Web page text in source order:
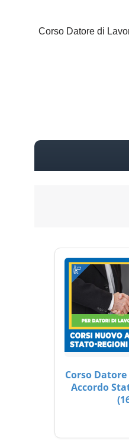
Corso Datore di
Corso
Accordo